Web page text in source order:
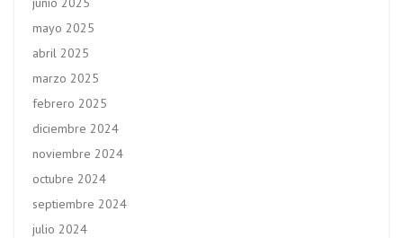
mayo 2025
abril 2025
marzo 2025
febrero 2025
diciembre 2024
noviembre 2024
octubre 2024
septiembre 2024
julio 2024